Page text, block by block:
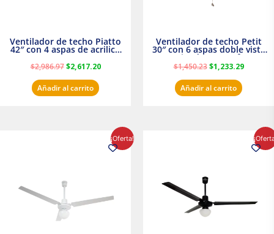
Ventilador de techo Piatto
42″ con 4 aspas de acrilico
transparente
$2,986.97 $2,617.20
Añadir al carrito
Ventilador de techo Petit
30″ con 6 aspas doble vista
Satinado Masterfan
$1,450.23 $1,233.29
Añadir al carrito
¡Oferta!
precio
actual
precio
actual